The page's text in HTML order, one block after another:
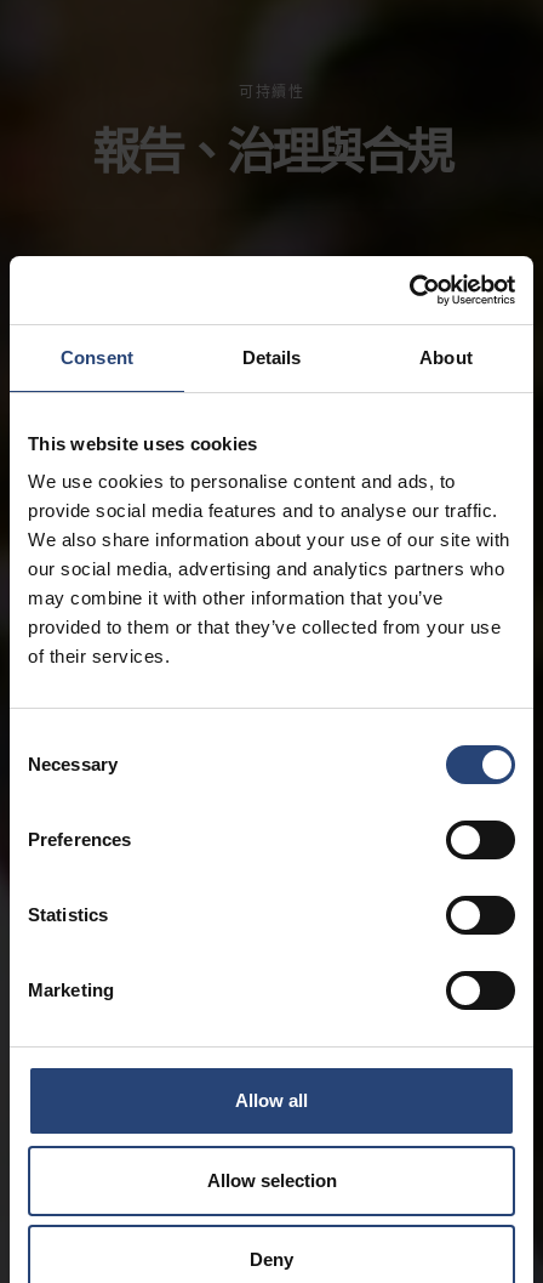
Consent Details About
This website uses cookies
We use cookies to personalise content and ads, to
provide social media features and to analyse our traffic.
We also share information about your use of our site with
our social media, advertising and analytics partners who
may combine it with other information that you’ve
provided to them or that they’ve collected from your use
of their services.
Selection
Necessary
Preferences
Statistics
Marketing
Allow all
Allow selection
Deny
可持續性
報告、治理與合規